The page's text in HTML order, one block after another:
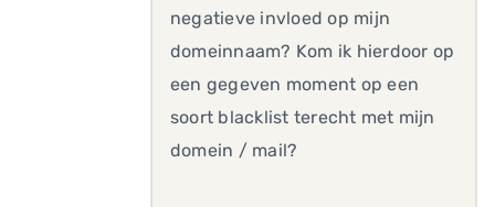
negatieve invloed op mijn
domeinnaam? Kom ik hierdoor op
een gegeven moment op een
soort blacklist terecht met mijn
domein / mail?